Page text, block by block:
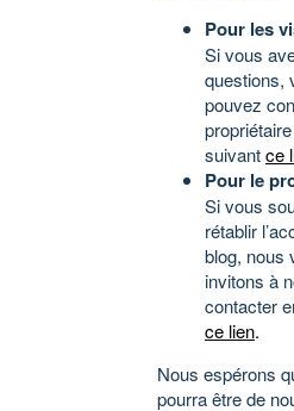
Pour les
Si vous
questions,
pouvez
suivantce
Pour le
Si vous
rétablir
blog, nous
invitons à
contacter
ce lien.
Nous espérons
pourra être de